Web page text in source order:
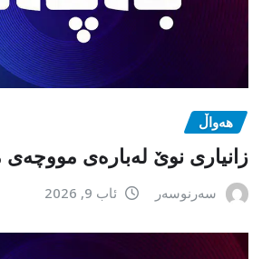
هەواڵ
زانیاری نوێ لەبارەی
سەرنوسەر ئاب 9, 2026